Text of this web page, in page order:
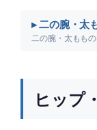
▸ 二の腕・太
ヒップ